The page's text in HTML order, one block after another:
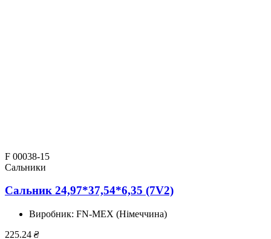
F 00038-15
Сальники
Сальник 24,97*37,54*6,35 (7V2)
Виробник: FN-MEX (Німеччина)
225.24 ₴